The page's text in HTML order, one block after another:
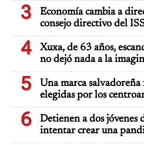
3
Economía cambia a
consejo directivo del
4
Xuxa, de 63 años,
no dejó nada a la
5
Una marca
elegidas por los
6
Detienen a dos jóvenes
intentar crear una